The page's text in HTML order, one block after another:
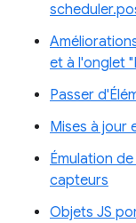
et à l'onglet
Passer
Mises à jour
Émulation
capteurs
Objets JS